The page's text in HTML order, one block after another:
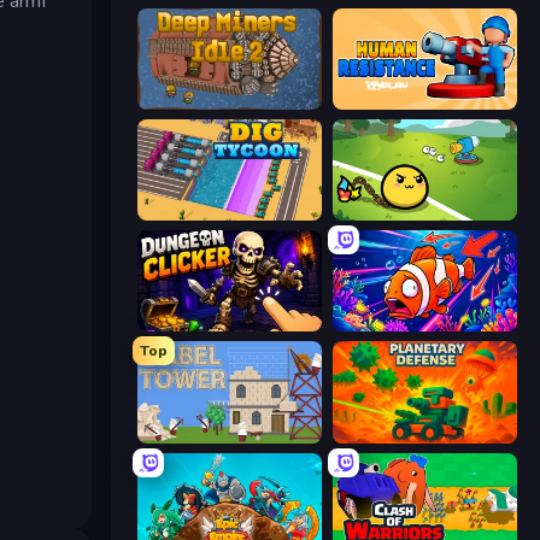
Deep Miners Idle 2 Human Resistance
Dig Tycoon Monster Mixer Idle
Dungeon Clicker Fish Catch Idle
Top
Babel Tower Planetary Defense